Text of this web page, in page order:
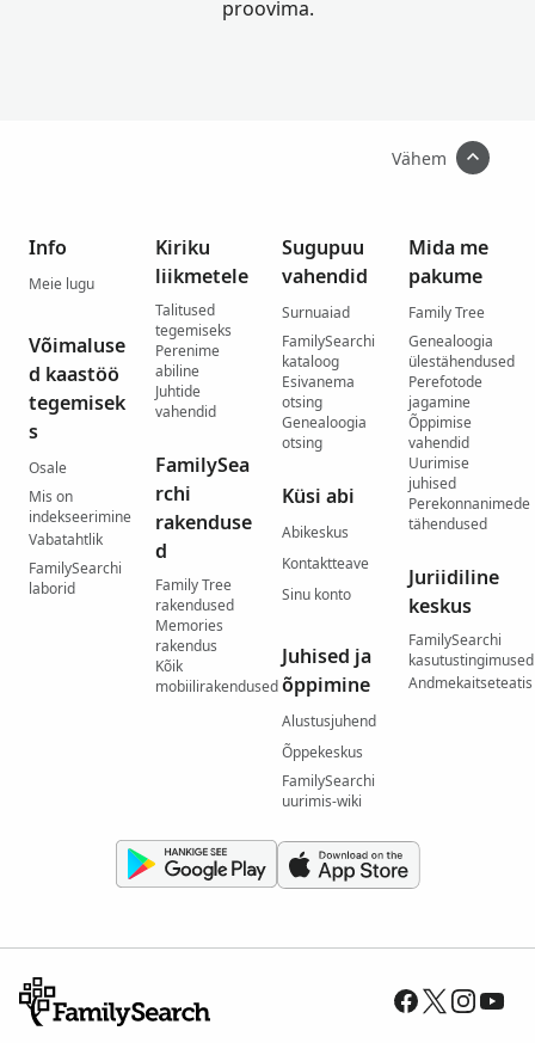
proovima.
Vähem
Info
Meie lugu
Võimaluse
d kaastöö
tegemisek
s
Osale
Mis on
indekseerimine
Vabatahtlik
FamilySearchi
laborid
Kiriku
liikmetele
Talitused
tegemiseks
Perenime
abiline
Juhtide
vahendid
FamilySea
rchi
rakenduse
d
Family Tree
rakendused
Memories
rakendus
Kõik
mobiilirakendused
Sugupuu
vahendid
Surnuaiad
FamilySearchi
kataloog
Esivanema
otsing
Genealoogia
otsing
Küsi abi
Abikeskus
Kontaktteave
Sinu konto
Juhised ja
õppimine
Alustusjuhend
Õppekeskus
FamilySearchi
uurimis-wiki
Mida me
pakume
Family Tree
Genealoogia
ülestähendused
Perefotode
jagamine
Õppimise
vahendid
Uurimise
juhised
Perekonnanimede
tähendused
Juriidiline
keskus
FamilySearchi
kasutustingimused
Andmekaitseteatis